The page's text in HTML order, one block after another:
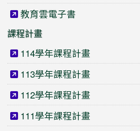
教育雲電子書
課程計畫
114學年課程計畫
113學年課程計畫
112學年課程計畫
111學年課程計畫